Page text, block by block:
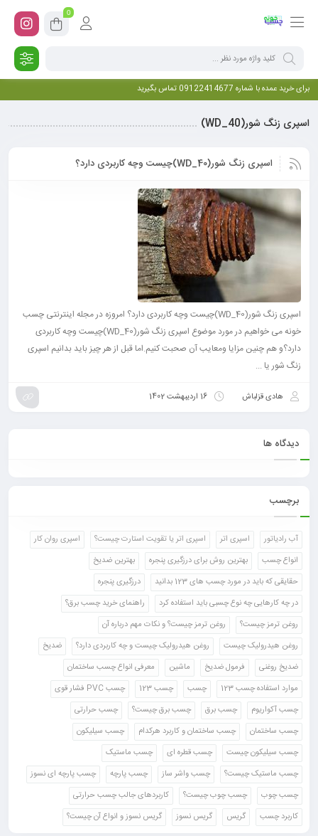
0
برای خرید عمده با شماره 09122414677 تماس بگیرید
اسپری زنگ شور(WD_40)
اسپری زنگ شور(WD_40)چیست وچه کاربردی دارد؟
اسپری زنگ شور(WD_40)چیست وچه کاربردی دارد؟ امروزه در مجله اینترنتی چسب
خونه می خواهیم در مورد موضوع اسپری زنگ شور(WD_40)چیست وچه کاربردی
دارد؟و هم چنین مزایا ومعایب آن صحبت کنیم.اما قبل از هر چیز باید بدانیم اسپری
زنگ شور یا ...
هادی قزلباش 16 اردیبهشت 1402
دیدگاه ها
برچسب
آب رادیاتور اسپری اتر اسپری اتر یا تقویت استارت چیست؟
اسپری روان کار
انواع چسب
بهترین روش برای درزگیری پنجره
بهترین ضدیخ
حقایقی که باید در مورد چسب های 123 بدانید
درزگیری پنجره
در چه کارهایی چه نوع چسبی باید استفاده کرد
راهنمای خرید چسب برق؟
روغن ترمز چیست؟
روغن ترمز چیست؟ و نکات مهم درباره آن
روغن هیدرولیک چیست
روغن هیدرولیک چیست و چه کاربردی دارد؟
ضدیخ
ضدیخ روغنی
فرمول ضدیخ ماشین
معرفی انواع چسب ساختمان
موارد استفاده چسب 123
چسب چسب 123
چسب PVC فشار قوی
چسب آکواریوم
چسب برق چسب برق چیست؟
چسب حرارتی
چسب ساختمان
چسب ساختمان و کاربرد هرکدام
چسب سیلیکون
چسب سیلیکون چیست
چسب قطره ای
چسب ماستیک
چسب ماستیک چیست؟
چسب واشر ساز چسب پارچه
چسب پارچه ای نسوز
چسب چوب
چسب چوب چیست؟
کاربردهای جالب چسب حرارتی
کاربرد چسب
گریس گریس نسوز گریس نسوز و انواع آن چیست؟